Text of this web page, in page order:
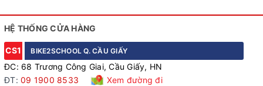
HỆ THỐNG CỬA HÀNG
CS1 BIKE2SCHOOL Q. CẦU GIẤY
ĐC: 68 Trương Công Giai, Cầu Giấy, HN
ĐT: 09 1900 8533
Xem đường đi